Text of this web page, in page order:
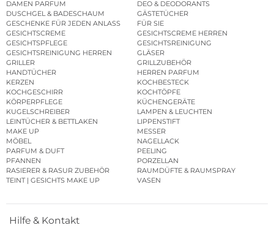
DAMEN PARFUM
DEO & DEODORANTS
DUSCHGEL & BADESCHAUM
GÄSTETÜCHER
GESCHENKE FÜR JEDEN ANLASS
FÜR SIE
GESICHTSCREME
GESICHTSCREME HERREN
GESICHTSPFLEGE
GESICHTSREINIGUNG
GESICHTSREINIGUNG HERREN
GLÄSER
GRILLER
GRILLZUBEHÖR
HANDTÜCHER
HERREN PARFUM
KERZEN
KOCHBESTECK
KOCHGESCHIRR
KOCHTÖPFE
KÖRPERPFLEGE
KÜCHENGERÄTE
KUGELSCHREIBER
LAMPEN & LEUCHTEN
LEINTÜCHER & BETTLAKEN
LIPPENSTIFT
MAKE UP
MESSER
MÖBEL
NAGELLACK
PARFUM & DUFT
PEELING
PFANNEN
PORZELLAN
RASIERER & RASUR ZUBEHÖR
RAUMDÜFTE & RAUMSPRAY
TEINT | GESICHTS MAKE UP
VASEN
Hilfe & Kontakt